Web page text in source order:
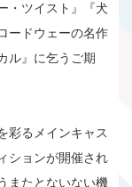
・ツイスト』『犬
ードウェーの名作
ル』に乞うご期
彩るメインキャス
ションが開催され
またとないない機